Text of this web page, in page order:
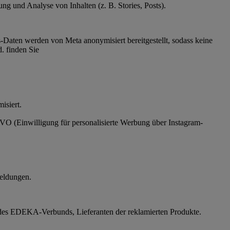
und Analyse von Inhalten (z. B. Stories, Posts).
werden von Meta anonymisiert bereitgestellt, sodass keine
finden Sie
(Einwilligung für personalisierte Werbung über Instagram-
EDEKA-Verbunds, Lieferanten der reklamierten Produkte.